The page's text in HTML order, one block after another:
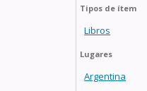
Tipos de ítem
Libros
Lugares
Argentina